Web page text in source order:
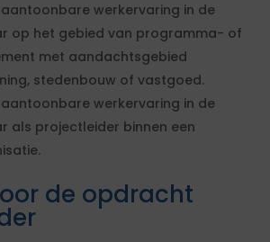
werkervaring in de
op het gebied van programma- of
met aandachtsgebied
stedenbouw of vastgoed.
werkervaring in de
als projectleider binnen een
de opdracht